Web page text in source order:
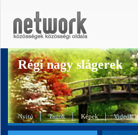
Régi nagy slágerek
Nyitó Tagok Képek Videók